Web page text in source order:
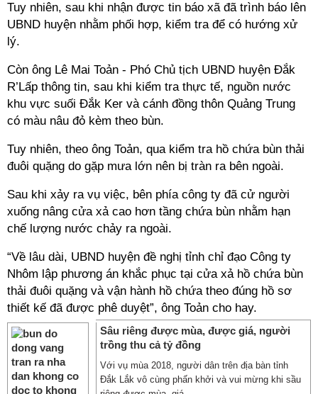
Tuy nhiên, sau khi nhận được tin báo xã đã trình báo lên
UBND huyện nhằm phối hợp, kiểm tra để có hướng xử
lý.
Còn ông Lê Mai Toản - Phó Chủ tịch UBND huyện Đắk
R’Lấp thông tin, sau khi kiểm tra thực tế, nguồn nước
khu vực suối Đắk Ker và cánh đồng thôn Quảng Trung
có màu nâu đỏ kèm theo bùn.
Tuy nhiên, theo ông Toản, qua kiểm tra hồ chứa bùn thải
đuôi quặng do gặp mưa lớn nên bị tràn ra bên ngoài.
Sau khi xảy ra vụ việc, bên phía công ty đã cử người
xuống nâng cửa xả cao hơn tầng chứa bùn nhằm hạn
chế lượng nước chảy ra ngoài.
“Về lâu dài, UBND huyện đề nghị tỉnh chỉ đạo Công ty
Nhôm lập phương án khắc phục tại cửa xả hồ chứa bùn
thải đuôi quặng và vận hành hồ chứa theo đúng hồ sơ
thiết kế đã được phê duyệt”, ông Toản cho hay.
Sâu riêng được mùa, được giá, người
trồng thu cả tỷ đồng
Với vụ mùa 2018, người dân trên địa bàn tỉnh
Đắk Lắk vô cùng phấn khởi và vui mừng khi sầu